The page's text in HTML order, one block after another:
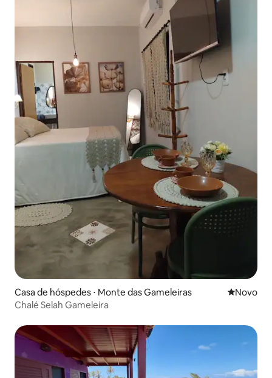
Casa de hóspedes ⋅ Monte das Gameleiras Novo
Novo
Chalé Selah Gameleira